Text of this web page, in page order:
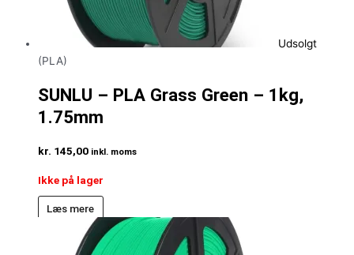
Udsolgt
(PLA)
SUNLU – PLA Grass Green – 1kg,
1.75mm
kr. 145,00 inkl. moms
Ikke på lager
Læs mere